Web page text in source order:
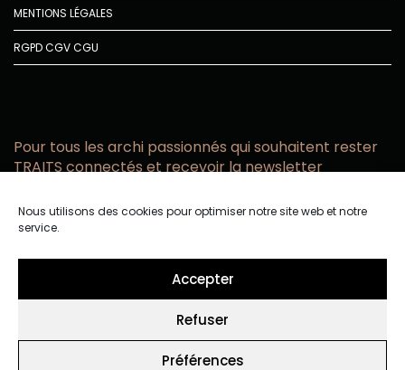
Nous utilisons des cookies pour optimiser notre site web et notre
service.
Accepter
Refuser
Préférences
MENTIONS LÉGALES
RGPDCGVCGU
Pour tous les archi passionnés qui souhaitent rester
TRAITS connectés et recevoir la newsletter
email
confidentialité.